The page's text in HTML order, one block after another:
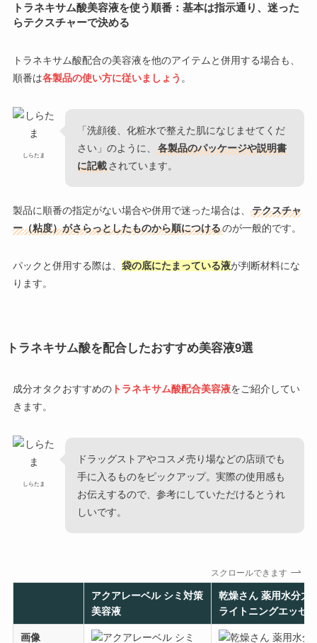
トラネキサム酸美容液を使う順番：基本は指示通り、迷った
らテクスチャーで決める
トラネキサム酸配合の美容液を他のアイテムと併用する場合も、
順番は各製品の使い方に従いましょう 。
しらたま
「洗顔後、化粧水で整えた肌になじませてくだ
さい」のように、各製品のパッケージや説明書
に記載 されています。
製品に順番の指定がない場合や併用で迷った場合は、
テクスチャ
ー（粘度）がさらっとしたものから順につけるのが一般的です。
パックと併用する際は、 袋の底にたまっている液が判断材料にな
ります。
トラネキサム酸を配合したおすすめ美容液9選
成分オタクおすすめのトラネキサム酸配合美容液をご紹介してい
きます。
しらたま
ドラッグストアやコスメ売り場などの店頭でも
手に入るものをピックアップ。実際の使用感も
お伝えするので、参考にしていただけるとうれ
しいです。
スクロールできます
アクアレーベル シミ対策
美容液
乾燥さん 薬用水分力
ライトニングエッセ
画像